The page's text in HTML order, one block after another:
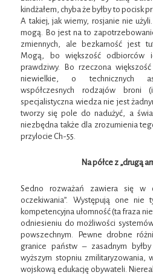
kindżałem, chyba że byłby to pocisk
A takiej, jak wiemy, rosjanie nie
mogą. Bo jest na to
zmiennych, ale bezkarność jest
Mogą, bo większość odbiorców
prawdziwy. Bo rzeczona
niewielkie, o technicznych
współczesnych rodzajów
specjalistyczna wiedza nie jest
tworzy się pole do nadużyć, a
niezbędna także dla zrozumienia
przylocie Ch-55.
Na półce z „drugą
Sedno rozważań zawiera się w
oczekiwania”. Występują one
kompetencyjna ułomność (ta fraza
odniesieniu do możliwości
powszechnym. Pewne drobne
granice państw – zasadnym
wyższym stopniu zmilitaryzowania,
wojskową edukację obywateli.